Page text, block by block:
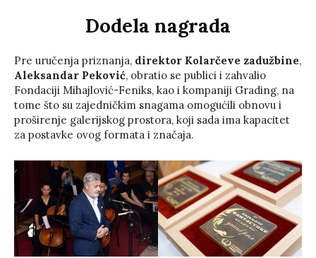
Dodela nagrada
Pre uručenja priznanja, direktor Kolarčeve zadužbine,
Aleksandar Peković, obratio se publici i zahvalio
Fondaciji Mihajlović-Feniks, kao i kompaniji Grading, na
tome što su zajedničkim snagama omogućili obnovu i
proširenje galerijskog prostora, koji sada ima kapacitet
za postavke ovog formata i značaja.